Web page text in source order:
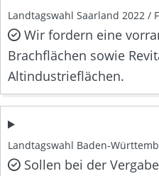
Landtagswahl Saarland 2022 /
Wir fordern eine
Brachflächen sowie
Altindustrieflächen.
Landtagswahl Baden-
Sollen bei der